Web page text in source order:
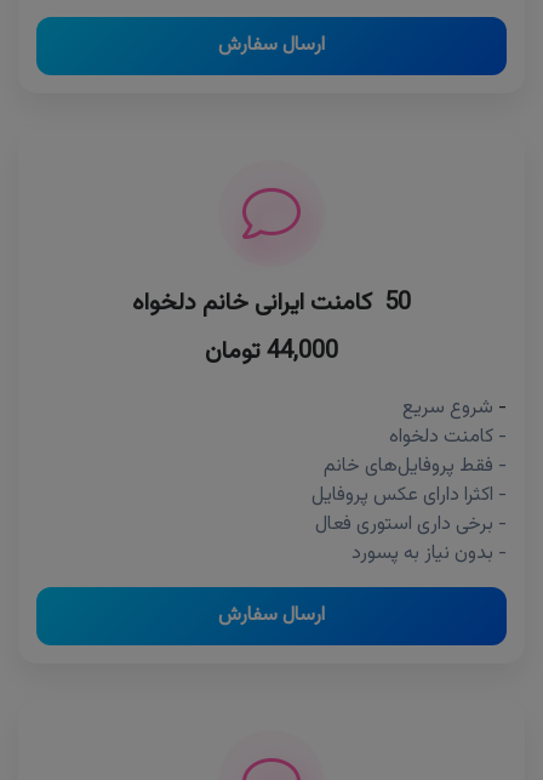
ارسال سفارش
50 کامنت ایرانی خانم دلخواه
44,000 تومان
- شروع سریع
- کامنت دلخواه
- فقط پروفایل‌های خانم
- اکثرا دارای عکس پروفایل
- برخی داری استوری فعال
- بدون نیاز به پسورد
ارسال سفارش